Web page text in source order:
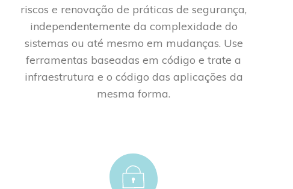
riscos e renovação de práticas de segurança,
independentemente da complexidade do
sistemas ou até mesmo em mudanças. Use
ferramentas baseadas em código e trate a
infraestrutura e o código das aplicações da
mesma forma.